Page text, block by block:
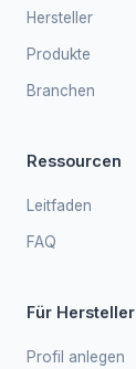
Hersteller
Produkte
Branchen
Ressourcen
Leitfaden
FAQ
Für Hersteller
Profil anlegen